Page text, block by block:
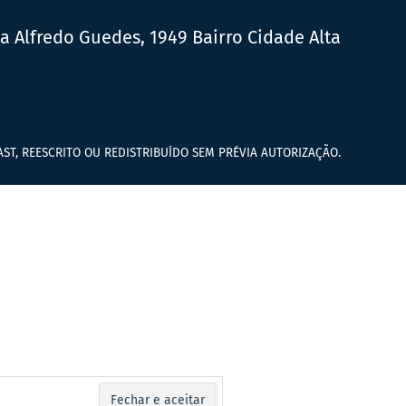
Alfredo Guedes, 1949 Bairro Cidade Alta
REESCRITO OU REDISTRIBUÍDO SEM PRÉVIA AUTORIZAÇÃO.